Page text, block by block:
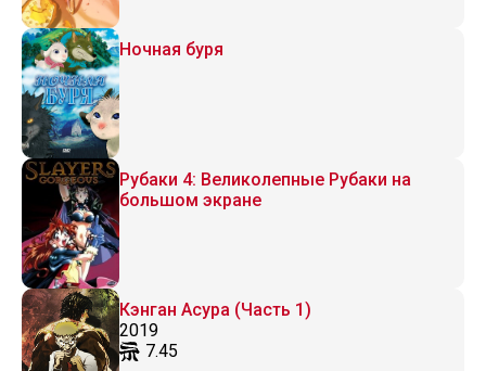
Ночная буря
Рубаки 4: Великолепные Рубаки на
большом экране
Кэнган Асура (Часть 1)
2019
7.45